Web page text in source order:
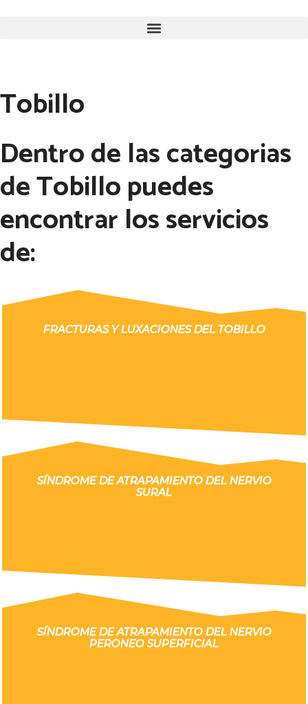
Tobillo
Dentro de las categorias
de Tobillo puedes
encontrar los servicios
de:
FRACTURAS Y LUXACIONES DEL TOBILLO
SÍNDROME DE ATRAPAMIENTO DEL NERVIO
SURAL
SÍNDROME DE ATRAPAMIENTO DEL NERVIO
PERONEO SUPERFICIAL